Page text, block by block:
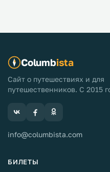
Columbista
Сайт о путешествиях и для
путешественников. С 2015
info@columbista.com
БИЛЕТЫ